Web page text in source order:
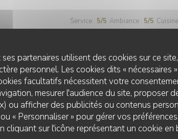
partenaires utilisent des cookies sur ce
personnel. Les cookies dits «
facultatifs nécessitent votre
mesurer l'audience du site, proposer
ou afficher des publicités ou contenus
« Personnaliser » pour gérer vos
cliquant sur l'icône représentant un cookie en
Service : 5/5 Ambiance : 5/5 Cuisine
excellents et délicieux.
Service:5/5 Ambiance: 5/5 Cuisine
LE 77EME